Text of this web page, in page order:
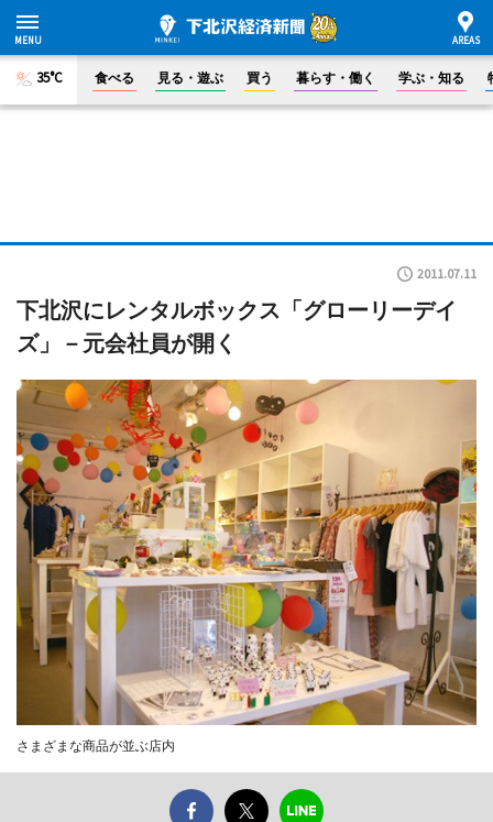
35°C 食べる 見る・遊ぶ 買う 暮らす・働く 学ぶ・知る
2011.07.11
下北沢にレンタルボックス「グローリーデイ
ズ」－元会社員が開く
さまざまな商品が並ぶ店内